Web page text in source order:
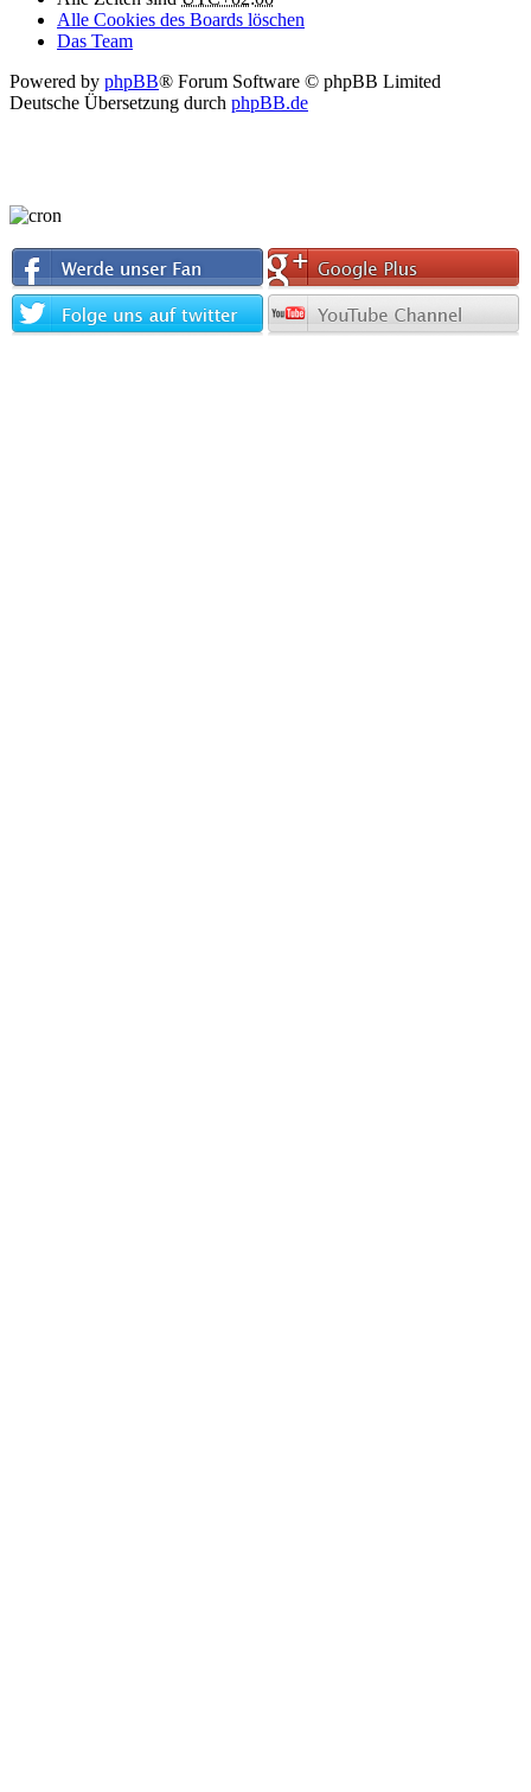
Alle Cookies des Boards löschen
Das Team
Powered by phpBB® Forum Software © phpBB Limited
Deutsche Übersetzung durch phpBB.de